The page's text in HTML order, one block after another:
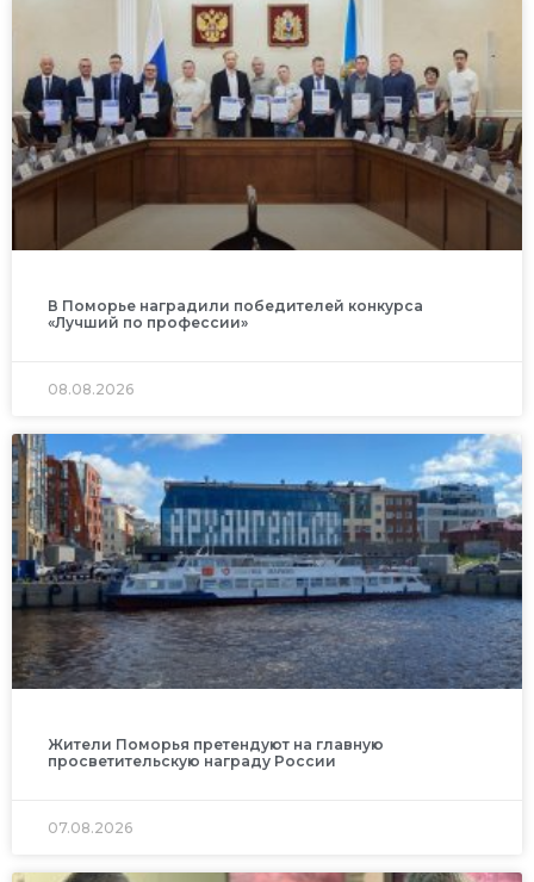
В Поморье наградили победителей конкурса
«Лучший по профессии»
08.08.2026
Жители Поморья претендуют на главную
просветительскую награду России
07.08.2026